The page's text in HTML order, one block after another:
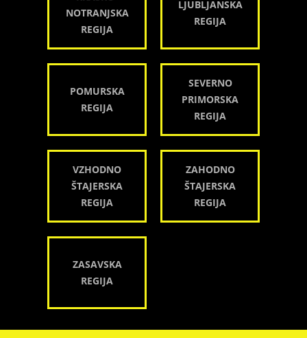
NOTRANJSKA
REGIJA
LJUBLJANSKA
REGIJA
POMURSKA
REGIJA
SEVERNO
PRIMORSKA
REGIJA
VZHODNO
ŠTAJERSKA
REGIJA
ZAHODNO
ŠTAJERSKA
REGIJA
ZASAVSKA
REGIJA